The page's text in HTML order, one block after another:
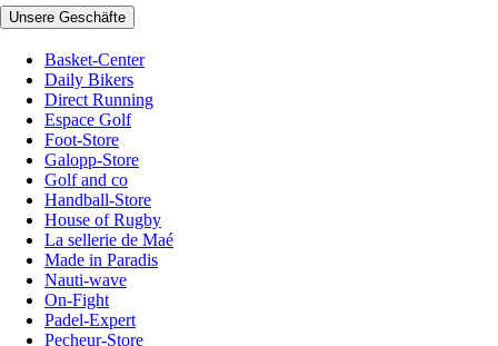
Unsere Geschäfte
Basket-Center
Daily Bikers
Direct Running
Espace Golf
Foot-Store
Galopp-Store
Golf and co
Handball-Store
House of Rugby
La sellerie de Maé
Made in Paradis
Nauti-wave
On-Fight
Padel-Expert
Pecheur-Store